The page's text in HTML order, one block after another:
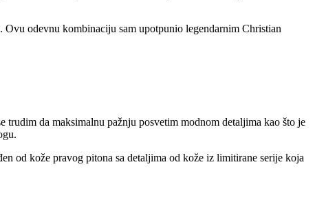
odevnu kombinaciju sam upotpunio legendarnim Christian
da maksimalnu pažnju posvetim modnom detaljima kao što je
od kože pravog pitona sa detaljima od kože iz limitirane serije koja